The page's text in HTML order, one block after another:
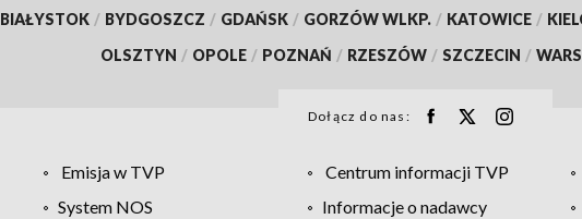
BIAŁYSTOK / BYDGOSZCZ / GDAŃSK / GORZÓW WLKP. / KATOWICE /
OLSZTYN / OPOLE / POZNAŃ / RZESZÓW / SZCZECIN /
Dołącz do nas:
Emisja w TVP Centrum informacji TVP
System NOS Informacje o nadawcy